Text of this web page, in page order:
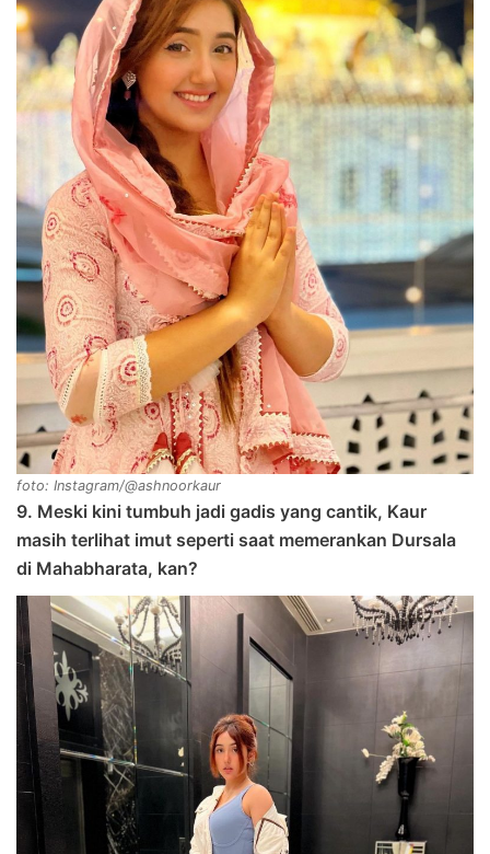
foto: Instagram/@ashnoorkaur
9. Meski kini tumbuh jadi gadis yang cantik, Kaur
masih terlihat imut seperti saat memerankan Dursala
di Mahabharata, kan?